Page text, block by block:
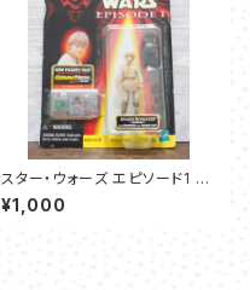
スター・ウォーズ エピソード1 ア
ナキン・スカイウォーカー（タトゥ
イーン）-ハズブロ コムテックフ
¥1,000